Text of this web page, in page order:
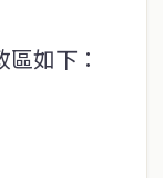
如下：